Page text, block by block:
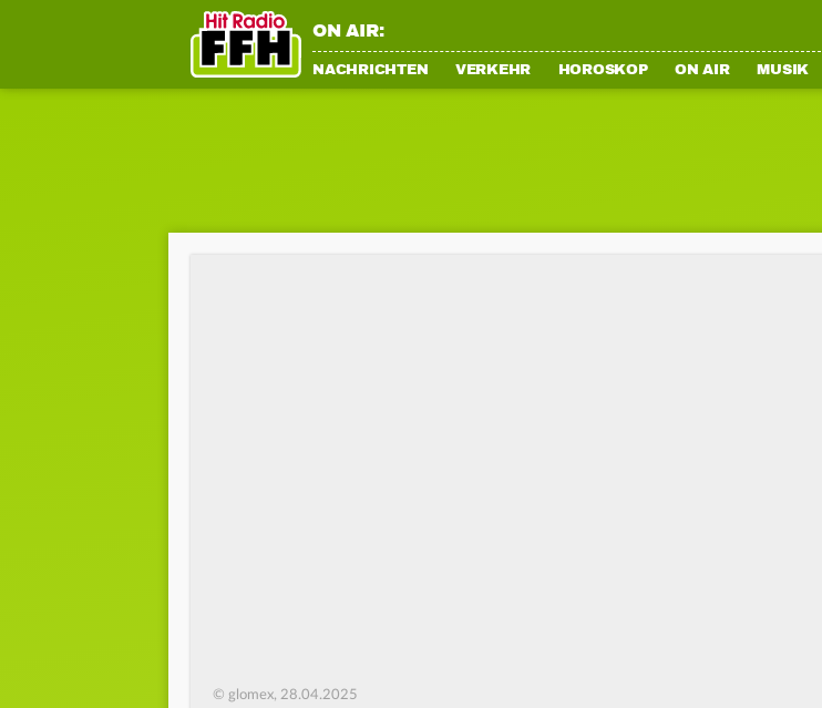
ON AIR:
NACHRICHTEN VERKEHR HOROSKOP ON AIR MUSIK
© glomex, 28.04.2025